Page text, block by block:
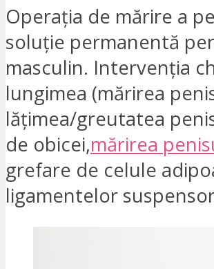
Operația de mărire a
soluție permanentă
masculin. Intervenția
lungimea (mărirea
lățimea/greutatea
de obicei,mărirea
grefare de celule
ligamentelor